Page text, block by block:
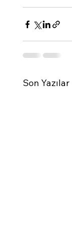
Son Yazılar